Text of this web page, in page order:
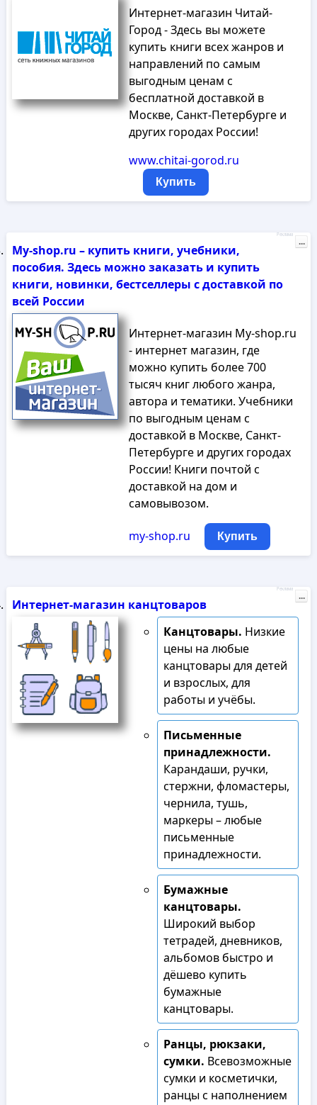
Интернет-магазин Читай-
Город - Здесь вы можете
купить книги всех жанров и
направлений по самым
выгодным ценам с
бесплатной доставкой в
Москве, Санкт-Петербурге и
других городах России!
www.chitai-gorod.ru
Купить
My-shop.ru – купить книги, учебники,
пособия. Здесь можно заказать и купить
книги, новинки, бестселлеры с доставкой по
всей России
Интернет-магазин My-shop.ru
- интернет магазин, где
можно купить более 700
тысяч книг любого жанра,
автора и тематики. Учебники
по выгодным ценам с
доставкой в Москве, Санкт-
Петербурге и других городах
России! Книги почтой с
доставкой на дом и
самовывозом.
my-shop.ru Купить
Реклама
...
Интернет-магазин канцтоваров
Канцтовары. Низкие
цены на любые
канцтовары для детей
и взрослых, для
работы и учёбы.
Письменные
принадлежности.
Карандаши, ручки,
стержни, фломастеры,
чернила, тушь,
маркеры – любые
письменные
принадлежности.
Бумажные
канцтовары.
Широкий выбор
тетрадей, дневников,
альбомов быстро и
дёшево купить
бумажные
канцтовары.
Ранцы, рюкзаки,
сумки. Всевозможные
сумки и косметички,
ранцы с наполнением
Реклама
...